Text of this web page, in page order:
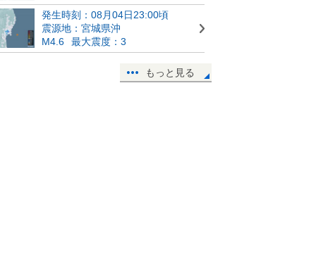
発生時刻：08月04日23:00頃
震源地：宮城県沖
M4.6
最大震度：3
もっと見る